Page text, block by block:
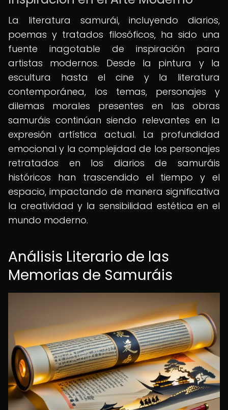
La literatura samurái, incluyendo diarios,
poemas y tratados filosóficos, ha sido una
fuente inagotable de inspiración para
artistas modernos. Desde la pintura y la
escultura hasta el cine y la literatura
contemporánea, los temas, personajes y
dilemas morales presentes en las obras
samuráis continúan siendo relevantes en la
expresión artística actual. La profundidad
emocional y la complejidad de los personajes
retratados en los diarios de samuráis
históricos han trascendido el tiempo y el
espacio, impactando de manera significativa
la creatividad y la sensibilidad estética en el
mundo moderno.
Análisis Literario de las
Memorias de Samuráis